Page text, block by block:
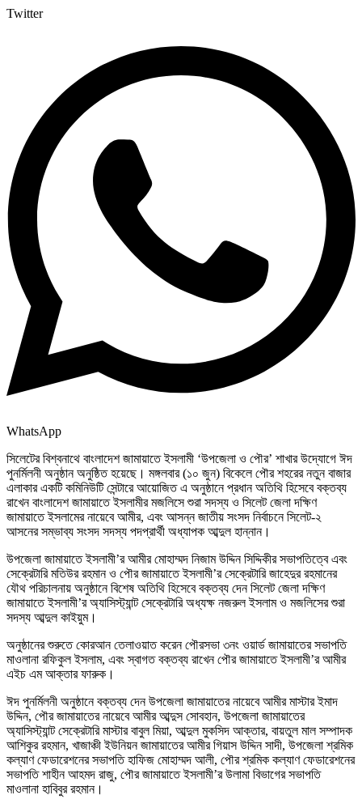
Twitter
WhatsApp
সিলেটের বিশ্বনাথে বাংলাদেশ জামায়াতে ইসলামী ‘উপজেলা ও পৌর’ শাখার উদ্যোগে ঈদ
পুনর্মিলনী অনুষ্ঠান অনুষ্ঠিত হয়েছে। মঙ্গলবার (১০ জুন) বিকেলে পৌর শহরের নতুন বাজার
এলাকার একটি কমিনিউটি সেন্টারে আয়োজিত এ অনুষ্ঠানে প্রধান অতিথি হিসেবে বক্তব্য
রাখেন বাংলাদেশ জামায়াতে ইসলামীর মজলিসে শুরা সদস্য ও সিলেট জেলা দক্ষিণ
জামায়াতে ইসলামের নায়েবে আমীর, এবং আসন্ন জাতীয় সংসদ নির্বাচনে সিলেট-২
আসনের সম্ভাব্য সংসদ সদস্য পদপ্রার্থী অধ্যাপক আব্দুল হান্নান।
উপজেলা জামায়াতে ইসলামী’র আমীর মোহাম্মদ নিজাম উদ্দিন সিদ্দিকীর সভাপতিত্বে এবং
সেক্রেটারি মতিউর রহমান ও পৌর জামায়াতে ইসলামী’র সেক্রেটারি জাহেদুর রহমানের
যৌথ পরিচালনায় অনুষ্ঠানে বিশেষ অতিথি হিসেবে বক্তব্য দেন সিলেট জেলা দক্ষিণ
জামায়াতে ইসলামী’র অ্যাসিস্ট্যান্ট সেক্রেটারি অধ্যক্ষ নজরুল ইসলাম ও মজলিসের শুরা
সদস্য আব্দুল কাইয়ুম।
অনুষ্ঠানের শুরুতে কোরআন তেলাওয়াত করেন পৌরসভা ৩নং ওয়ার্ড জামায়াতের সভাপতি
মাওলানা রফিকুল ইসলাম, এবং স্বাগত বক্তব্য রাখেন পৌর জামায়াতে ইসলামী’র আমীর
এইচ এম আক্তার ফারুক।
ঈদ পুনর্মিলনী অনুষ্ঠানে বক্তব্য দেন উপজেলা জামায়াতের নায়েবে আমীর মাস্টার ইমাদ
উদ্দিন, পৌর জামায়াতের নায়েবে আমীর আব্দুস সোবহান, উপজেলা জামায়াতের
অ্যাসিস্ট্যান্ট সেক্রেটারি মাস্টার বাবুল মিয়া, আব্দুল মুকসিদ আক্তার, বায়তুল মাল সম্পাদক
আশিকুর রহমান, খাজাঞ্চী ইউনিয়ন জামায়াতের আমীর গিয়াস উদ্দিন সাদী, উপজেলা শ্রমিক
কল্যাণ ফেডারেশনের সভাপতি হাফিজ মোহাম্মদ আলী, পৌর শ্রমিক কল্যাণ ফেডারেশনের
সভাপতি শাহীন আহমদ রাজু, পৌর জামায়াতে ইসলামী’র উলামা বিভাগের সভাপতি
মাওলানা হাবিবুর রহমান।